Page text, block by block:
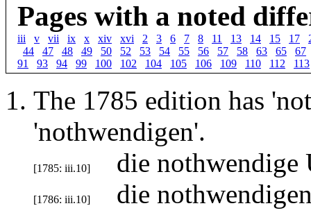
Pages with a noted
iii v vii ix x xiv xvi 2 3 6 7 8 11 13 14 15 17
44
47 48 49 50 52 53 54 55 56 57 58 63 65
67
91
93 94 99 100 102 104 105 106 109 110 112 113
The 1785 edition has
'nothwendigen'.
[1785: iii.10] die nothwendige
[1786: iii.10] die